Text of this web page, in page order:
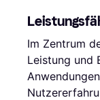
Im Zentrum
Leistung und